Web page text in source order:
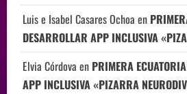
Luis e Isabel Casares Ochoa en
DESARROLLAR APP INCLUSIVA
Elvia Córdova en PRIMERA
APP INCLUSIVA «PIZARRA